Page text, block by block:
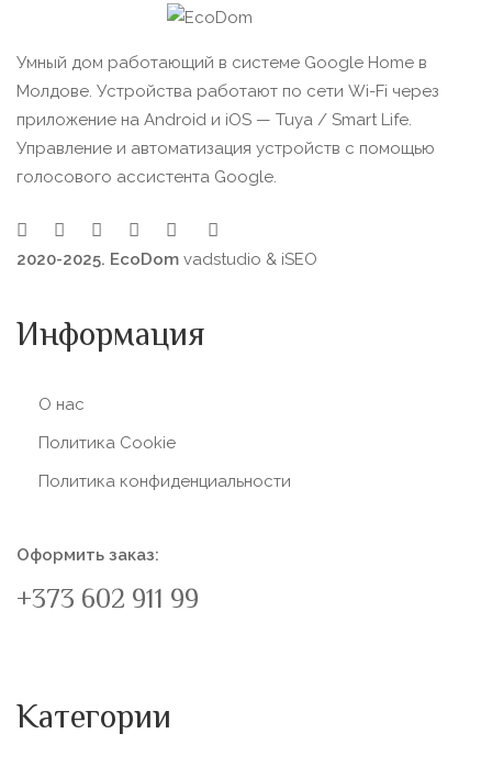
Умный дом работающий в системе Google Home в
Молдове. Устройства работают по сети Wi-Fi через
приложение на Android и iOS — Tuya / Smart Life.
Управление и автоматизация устройств с помощью
голосового ассистента Google.
2020-2025. EcoDom vadstudio & iSEO
Информация
О нас
Политика Сookie
Политика конфиденциальности
Оформить заказ:
+373 602 911 99
Категории